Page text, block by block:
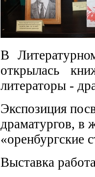
В
открылась
литераторы -
Экспозиция
драматургов, в
«оренбургские
Выставка